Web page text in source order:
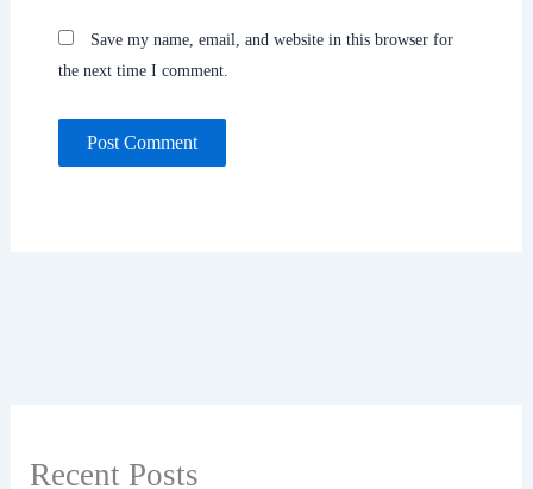
Save my name, email, and website in this browser for
the next time I comment.
Recent Posts